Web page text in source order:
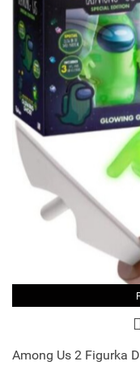
Among Us 2 Figurka